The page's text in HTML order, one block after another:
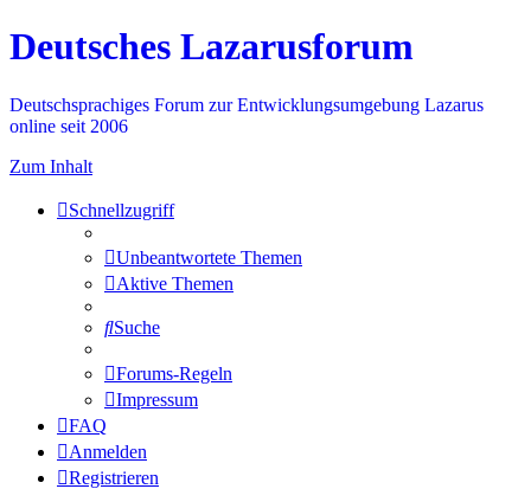
Deutsches Lazarusforum
Deutschsprachiges Forum zur Entwicklungsumgebung Lazarus
online seit 2006
Zum Inhalt
Schnellzugriff
Unbeantwortete Themen
Aktive Themen
Suche
Forums-Regeln
Impressum
FAQ
Anmelden
Registrieren